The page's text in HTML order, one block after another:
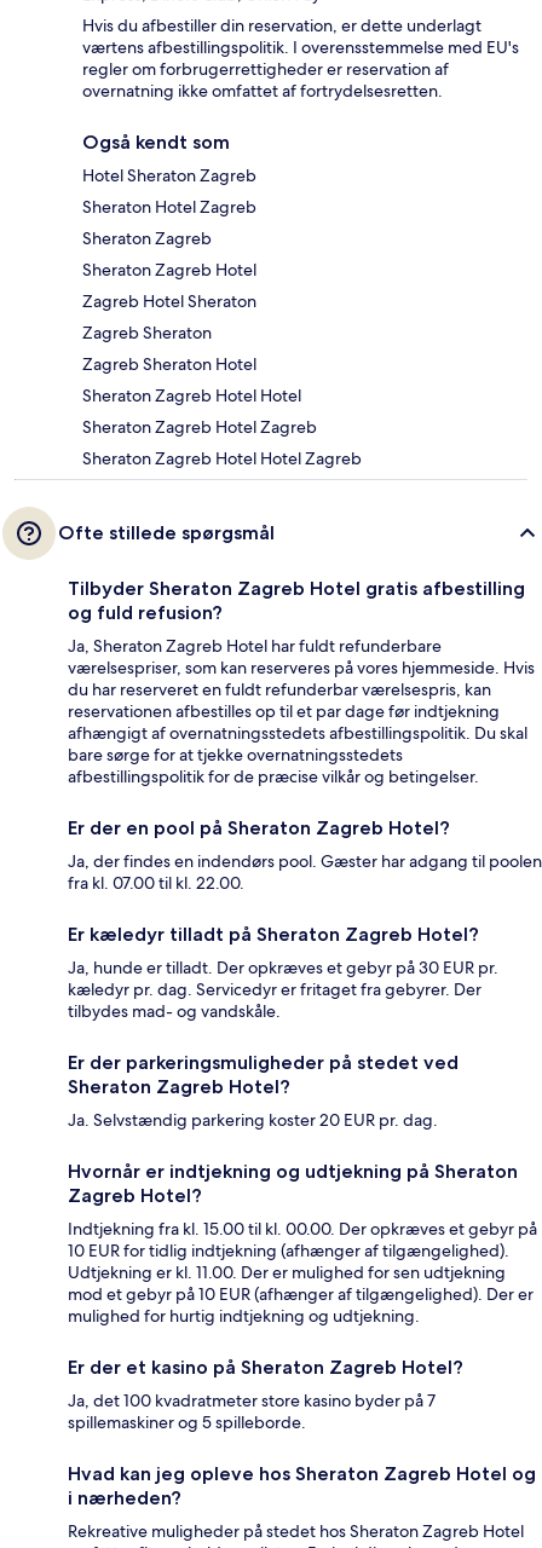
Hvis du afbestiller din reservation, er dette underlagt
værtens afbestillingspolitik. I overensstemmelse med EU's
regler om forbrugerrettigheder er reservation af
overnatning ikke omfattet af fortrydelsesretten.
Også kendt som
Hotel Sheraton Zagreb
Sheraton Hotel Zagreb
Sheraton Zagreb
Sheraton Zagreb Hotel
Zagreb Hotel Sheraton
Zagreb Sheraton
Zagreb Sheraton Hotel
Sheraton Zagreb Hotel Hotel
Sheraton Zagreb Hotel Zagreb
Sheraton Zagreb Hotel Hotel Zagreb
Ofte stillede spørgsmål
Tilbyder Sheraton Zagreb Hotel gratis afbestilling
og fuld refusion?
Ja, Sheraton Zagreb Hotel har fuldt refunderbare
værelsespriser, som kan reserveres på vores hjemmeside. Hvis
du har reserveret en fuldt refunderbar værelsespris, kan
reservationen afbestilles op til et par dage før indtjekning
afhængigt af overnatningsstedets afbestillingspolitik. Du skal
bare sørge for at tjekke overnatningsstedets
afbestillingspolitik for de præcise vilkår og betingelser.
Er der en pool på Sheraton Zagreb Hotel?
Ja, der findes en indendørs pool. Gæster har adgang til poolen
fra kl. 07.00 til kl. 22.00.
Er kæledyr tilladt på Sheraton Zagreb Hotel?
Ja, hunde er tilladt. Der opkræves et gebyr på 30 EUR pr.
kæledyr pr. dag. Servicedyr er fritaget fra gebyrer. Der
tilbydes mad- og vandskåle.
Er der parkeringsmuligheder på stedet ved
Sheraton Zagreb Hotel?
Ja. Selvstændig parkering koster 20 EUR pr. dag.
Hvornår er indtjekning og udtjekning på Sheraton
Zagreb Hotel?
Indtjekning fra kl. 15.00 til kl. 00.00. Der opkræves et gebyr på
10 EUR for tidlig indtjekning (afhænger af tilgængelighed).
Udtjekning er kl. 11.00. Der er mulighed for sen udtjekning
mod et gebyr på 10 EUR (afhænger af tilgængelighed). Der er
mulighed for hurtig indtjekning og udtjekning.
Er der et kasino på Sheraton Zagreb Hotel?
Ja, det 100 kvadratmeter store kasino byder på 7
spillemaskiner og 5 spilleborde.
Hvad kan jeg opleve hos Sheraton Zagreb Hotel og
i nærheden?
Rekreative muligheder på stedet hos Sheraton Zagreb Hotel